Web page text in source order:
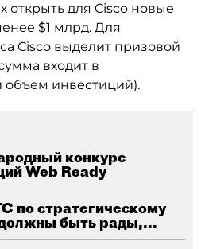
открыть для Cisco новые
$1 млрд. Для
Cisco выделит призовой
входит в
инвестиций).
конкурс
Web Ready
по стратегическому
быть рады,...